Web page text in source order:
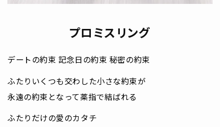
プロミスリング
デートの約束 記念日の約束 秘密の約束
ふたりいくつも交わした小さな約束が
永遠の約束となって薬指で結ばれる
ふたりだけの愛のカタチ